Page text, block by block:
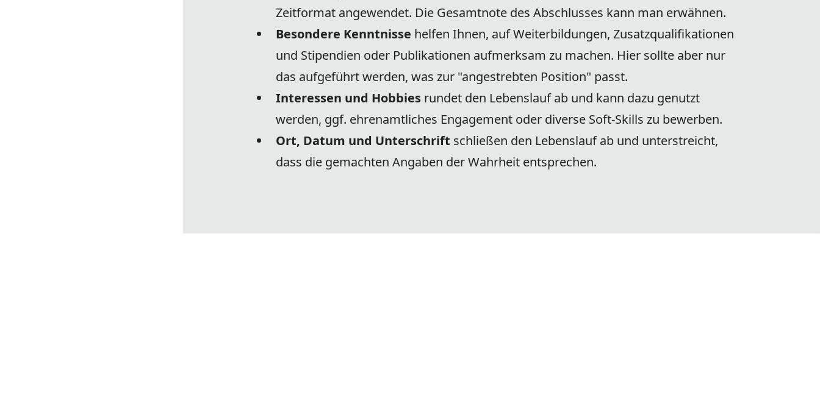
Zeitformat angewendet. Die Gesamtnote des Abschlusses kann man erwähnen.
Besondere Kenntnisse helfen Ihnen, auf Weiterbildungen, Zusatzqualifikationen
und Stipendien oder Publikationen aufmerksam zu machen. Hier sollte aber nur
das aufgeführt werden, was zur "angestrebten Position" passt.
Interessen und Hobbies rundet den Lebenslauf ab und kann dazu genutzt
werden, ggf. ehrenamtliches Engagement oder diverse Soft-Skills zu bewerben.
Ort, Datum und Unterschrift schließen den Lebenslauf ab und unterstreicht,
dass die gemachten Angaben der Wahrheit entsprechen.